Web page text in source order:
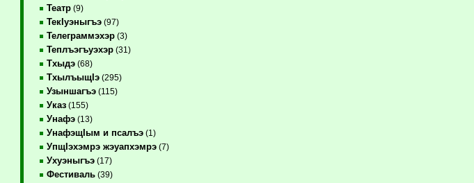
Театр(9)
ТекIуэныгъэ(97)
Телеграммэхэр(3)
Теплъэгъуэхэр(31)
Тхыдэ(68)
ТхылъыщIэ(295)
Узыншагъэ(115)
Указ(155)
Унафэ(13)
УнафэщIым и псалъэ(1)
УпщIэхэмрэ жэуапхэмрэ(7)
Ухуэныгъэ(17)
Фестиваль(39)